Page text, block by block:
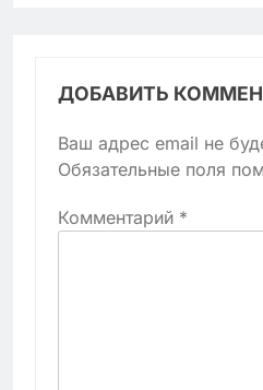
ДОБАВИТЬ
Ваш адрес email не
Обязательные поля
Комментарий *